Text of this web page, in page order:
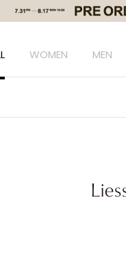
WOMEN MEN